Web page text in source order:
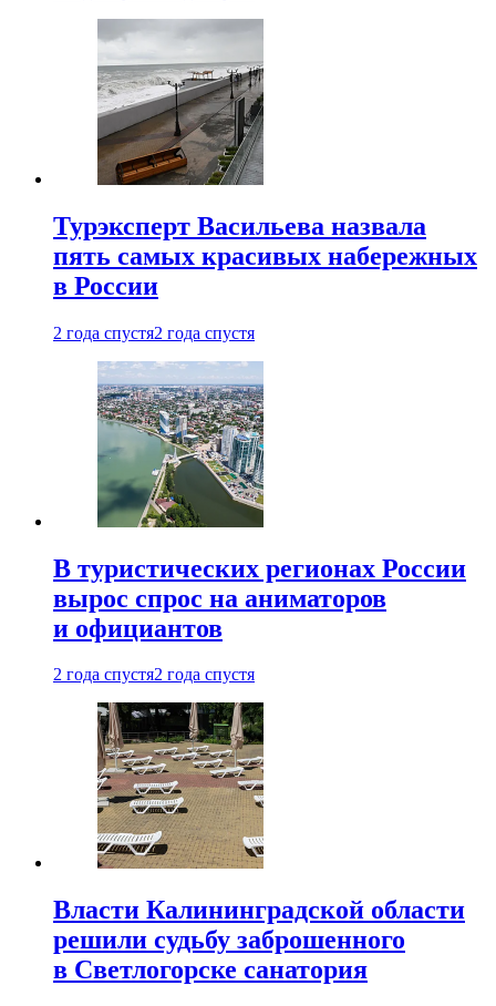
Турэксперт Васильева назвала
пять самых красивых набережных
в России
2 года спустя2 года спустя
В туристических регионах России
вырос спрос на аниматоров
и официантов
2 года спустя2 года спустя
Власти Калининградской области
решили судьбу заброшенного
в Светлогорске санатория